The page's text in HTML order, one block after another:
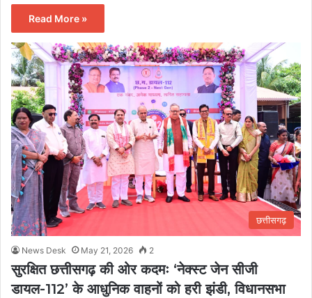
Read More »
छत्तीसगढ़
News Desk May 21, 2026 2
सुरक्षित छत्तीसगढ़ की ओर कदमः ‘नेक्स्ट जेन सीजी
डायल-112’ के आधुनिक वाहनों को हरी झंडी, विधानसभा